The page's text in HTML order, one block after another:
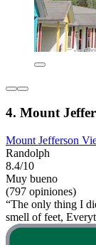
4. Mount
Mount Jefferson
Randolph
8.4/10
Muy bueno
(797 opiniones)
“The only thing I
smell of feet,